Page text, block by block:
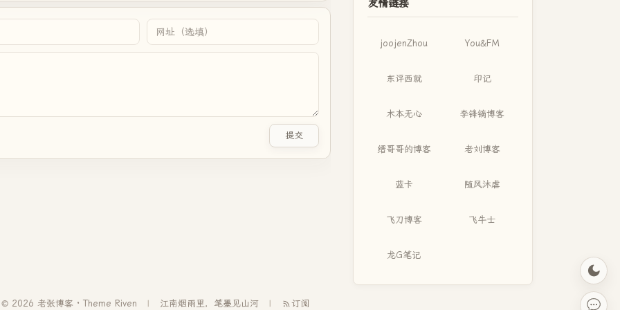
提交
友情链接
joojenZhou You&FM
东评西就 印记
木本无心 李锋镝博客
缙哥哥的博客 老刘博客
蓝卡 随风沐虐
飞刀博客 飞牛士
龙G笔记
© 2026 老张博客 · Theme Riven 江南烟雨里，笔墨见山河 订阅